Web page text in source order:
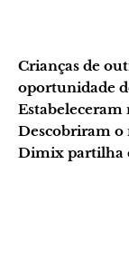
Crianças de
oportunidade
Estabeleceram
Descobriram o
Dimix partilha